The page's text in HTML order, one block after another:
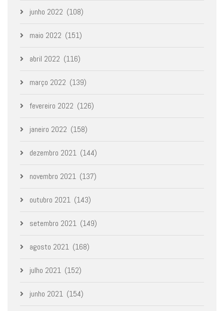
junho 2022 (108)
maio 2022 (151)
abril 2022 (116)
março 2022 (139)
fevereiro 2022 (126)
janeiro 2022 (158)
dezembro 2021 (144)
novembro 2021 (137)
outubro 2021 (143)
setembro 2021 (149)
agosto 2021 (168)
julho 2021 (152)
junho 2021 (154)